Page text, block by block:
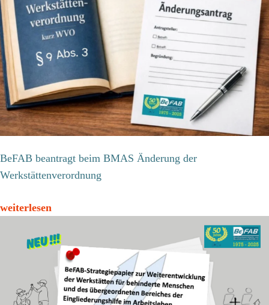
BeFAB beantragt beim BMAS Änderung der
Werkstättenverordnung
weiterlesen